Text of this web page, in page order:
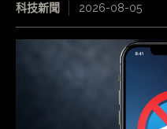
科技新聞 2026-08-05